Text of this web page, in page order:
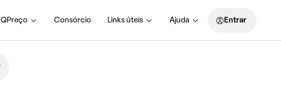
QPreço Consórcio Links úteis Ajuda Entrar